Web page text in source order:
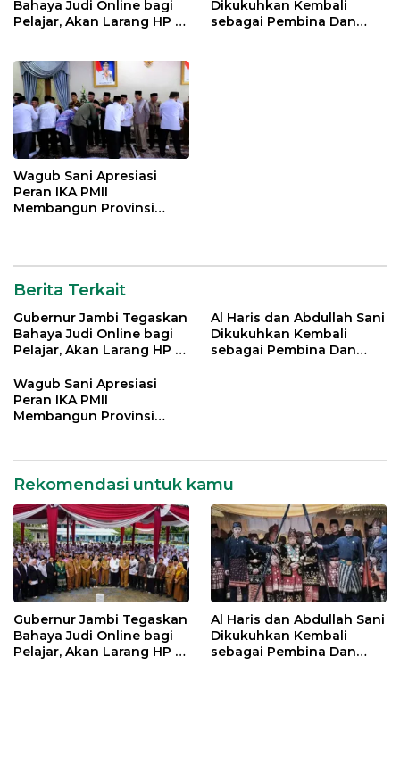
Bahaya Judi Online bagi
Pelajar, Akan Larang HP di
Dikukuhkan Kembali
sebagai Pembina Dan
Wagub Sani Apresiasi
Peran IKA PMII
Membangun Provinsi
Berita Terkait
Gubernur Jambi Tegaskan
Bahaya Judi Online bagi
Pelajar, Akan Larang HP di
Al Haris dan Abdullah Sani
Dikukuhkan Kembali
sebagai Pembina Dan
Wagub Sani Apresiasi
Peran IKA PMII
Membangun Provinsi
Rekomendasi untuk kamu
Gubernur Jambi Tegaskan
Bahaya Judi Online bagi
Pelajar, Akan Larang HP di
Al Haris dan Abdullah Sani
Dikukuhkan Kembali
sebagai Pembina Dan